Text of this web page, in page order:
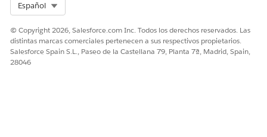
Español
© Copyright 2026, Salesforce.com Inc. Todos los derechos reservados. Las
distintas marcas comerciales pertenecen a sus respectivos propietarios.
Salesforce Spain S.L., Paseo de la Castellana 79, Planta 7ª, Madrid, Spain,
28046